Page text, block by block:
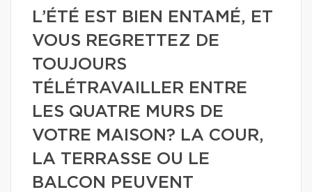
L’ÉTÉ EST BIEN ENTAMÉ, ET
VOUS REGRETTEZ DE
TOUJOURS
TÉLÉTRAVAILLER ENTRE
LES QUATRE MURS DE
VOTRE MAISON? LA COUR,
LA TERRASSE OU LE
BALCON PEUVENT